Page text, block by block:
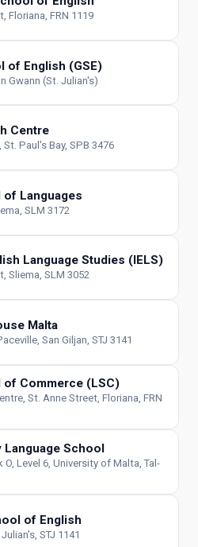
Floriana, FRN 1119
of English (GSE)
Gwann (St. Julian's)
Centre
Paul's Bay, SPB 3476
Languages
SLM 3172
Language Studies (IELS)
Sliema, SLM 3052
Malta
San Giljan, STJ 3141
Commerce (LSC)
St. Anne Street, Floriana, FRN
Language School
Level 6, University of Malta, Tal-
of English
STJ 1141